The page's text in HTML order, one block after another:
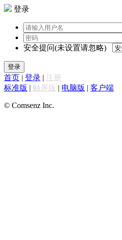
登录
安全提问(未设置请忽略)
登录
首页 | 登录 | 注册
标准版 | 触屏版 | 电脑版 | 客户端
© Comsenz Inc.